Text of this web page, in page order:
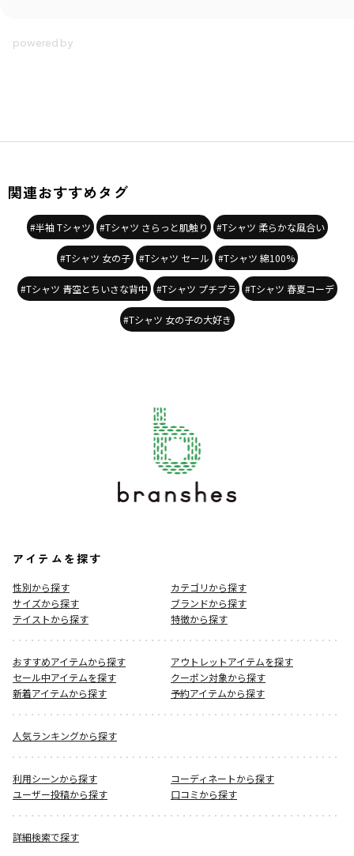
関連おすすめタグ
#半袖 Tシャツ #Tシャツ さらっと肌触り #Tシャツ 柔らかな風合い
#Tシャツ 女の子 #Tシャツ セール #Tシャツ 綿100%
#Tシャツ 青空とちいさな背中 #Tシャツ プチプラ #Tシャツ 春夏コーデ
#Tシャツ 女の子の大好き
アイテムを探す
性別から探す
カテゴリから探す
サイズから探す
ブランドから探す
テイストから探す
特徴から探す
おすすめアイテムから探す
アウトレットアイテムを探す
セール中アイテムを探す
クーポン対象から探す
新着アイテムから探す
予約アイテムから探す
人気ランキングから探す
利用シーンから探す
コーディネートから探す
ユーザー投稿から探す
口コミから探す
詳細検索で探す